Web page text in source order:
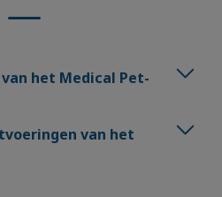
het Medical Pet-
van het